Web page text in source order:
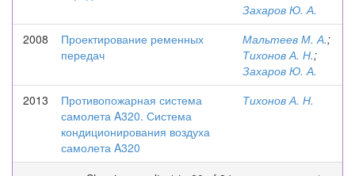
Захаров Ю. А.
2008
Проектирование ременных
передач
Мальтеев М. А.;
Тихонов А. Н.;
Захаров Ю. А.
2013
Противопожарная система
самолета A320. Система
кондиционирования воздуха
самолета A320
Тихонов А. Н.